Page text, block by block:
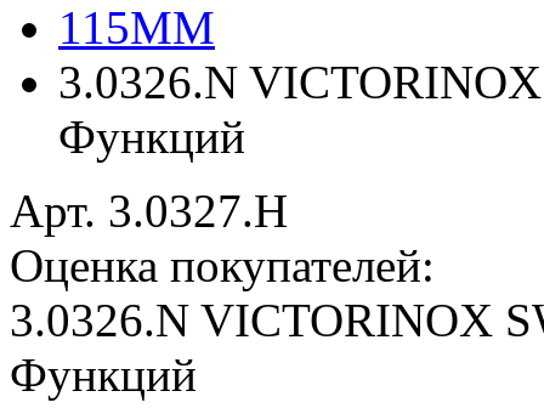
115ММ
3.0326.N
Функций
Арт. 3.0327.H
Оценка покупателей:
3.0326.N VICTORINOX
Функций